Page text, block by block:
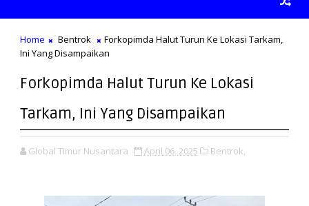
Home Bentrok
Forkopimda Halut Turun Ke Lokasi Tarkam,
Ini Yang Disampaikan
Forkopimda Halut Turun Ke Lokasi
Tarkam, Ini Yang Disampaikan
Global Timur Nusantara April 06, 2025 Bentrok,